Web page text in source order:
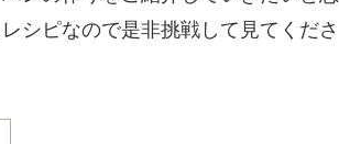
シピなので是非挑戦して見てくださ